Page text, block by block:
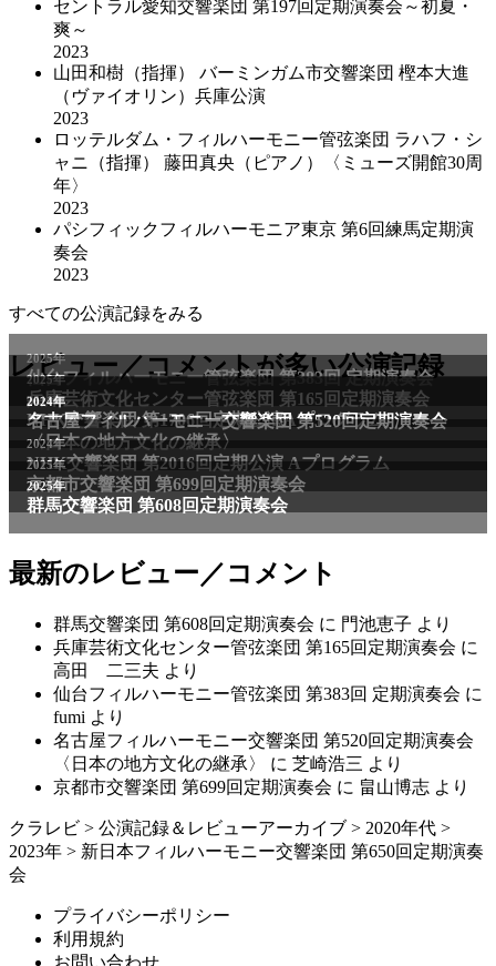
セントラル愛知交響楽団 第197回定期演奏会～初夏・
爽～
2023
山田和樹（指揮） バーミンガム市交響楽団 樫本大進
（ヴァイオリン）兵庫公演
2023
ロッテルダム・フィルハーモニー管弦楽団 ラハフ・シ
ャニ（指揮） 藤田真央（ピアノ）〈ミューズ開館30周
年〉
2023
パシフィックフィルハーモニア東京 第6回練馬定期演
奏会
2023
すべての公演記録をみる
レビュー／コメントが多い公演記録
最新のレビュー／コメント
群馬交響楽団 第608回定期演奏会 に 門池恵子 より
兵庫芸術文化センター管弦楽団 第165回定期演奏会 に
高田 二三夫 より
仙台フィルハーモニー管弦楽団 第383回 定期演奏会 に
fumi より
名古屋フィルハーモニー交響楽団 第520回定期演奏会
〈日本の地方文化の継承〉
に 芝崎浩三 より
京都市交響楽団 第699回定期演奏会 に 畠山博志 より
クラレビ > 公演記録＆レビューアーカイブ > 2020年代 >
2023年 > 新日本フィルハーモニー交響楽団 第650回定期演奏
会
プライバシーポリシー
利用規約
お問い合わせ